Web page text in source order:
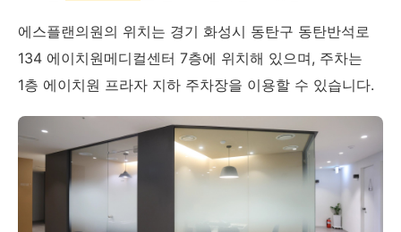
에스플랜의원의 위치는 경기 화성시 동탄구 동탄반석로
134 에이치원메디컬센터 7층에 위치해 있으며, 주차는
1층 에이치원 프라자 지하 주차장을 이용할 수 있습니다.